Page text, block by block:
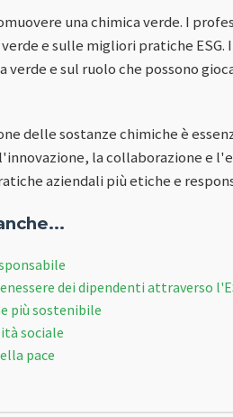
una chimica verde. I
e sulle migliori pratiche ESG.
e sul ruolo che possono
delle sostanze chimiche è
la collaborazione e
aziendali più etiche e
dei dipendenti attraverso
più sostenibile
sociale
pace